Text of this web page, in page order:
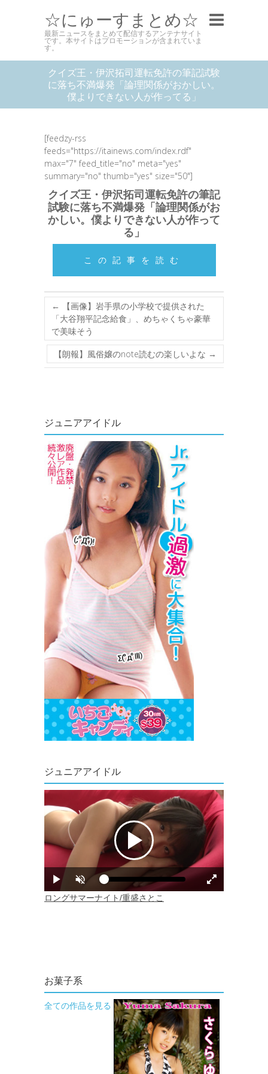
☆にゅーすまとめ☆
最新ニュースをまとめて配信するアンテナサイト
です。本サイトはプロモーションが含まれていま
す。
クイズ王・伊沢拓司運転免許の筆記試験
に落ち不満爆発「論理関係がおかしい。
僕よりできない人が作ってる」
[feedzy-rss
feeds="https://itainews.com/index.rdf"
max="7" feed_title="no" meta="yes"
summary="no" thumb="yes" size="50"]
クイズ王・伊沢拓司運転免許の筆記
試験に落ち不満爆発「論理関係がお
かしい。僕よりできない人が作って
る」
この記事を読む
←
【画像】岩手県の小学校で提供された
「大谷翔平記念給食」、めちゃくちゃ豪華
で美味そう
【朗報】風俗嬢のnote読むの楽しいよな →
ジュニアアイドル
ジュニアアイドル
お菓子系
全ての作品を見る